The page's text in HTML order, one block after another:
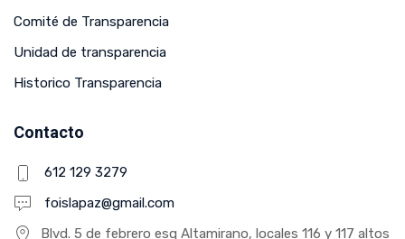
Comité de Transparencia
Unidad de transparencia
Historico Transparencia
Contacto
612 129 3279
foislapaz@gmail.com
Blvd. 5 de febrero esq Altamirano, locales 116 y 117 altos